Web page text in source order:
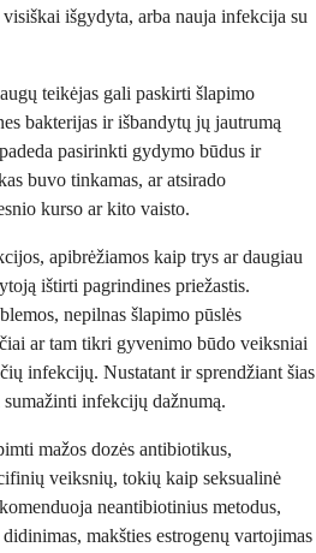
išgydyta, arba nauja infekcija su
teikėjas gali paskirti šlapimo
bakterijas ir išbandytų jų jautrumą
pasirinkti gydymo būdus ir
buvo tinkamas, ar atsirado
kurso ar kito vaisto.
apibrėžiamos kaip trys ar daugiau
ištirti pagrindines priežastis.
nepilnas šlapimo pūslės
ar tam tikri gyvenimo būdo veiksniai
infekcijų. Nustatant ir sprendžiant šias
infekcijų dažnumą.
mažos dozės antibiotikus,
veiksnių, tokių kaip seksualinė
neantibiotinius metodus,
makšties estrogenų vartojimas